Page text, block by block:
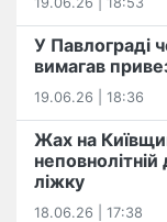
У Павлограді
вимагав
19.06.26 | 18:36
Жах на
ліжку
18.06.26 | 17:38